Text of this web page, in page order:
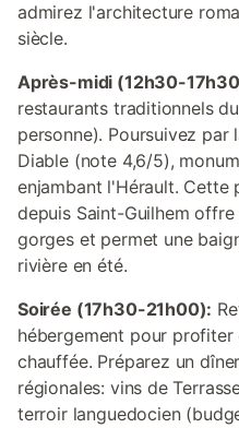
admirez l'architecture
siècle.
Après-midi (12h30-
restaurants traditionnels
personne). Poursuivez
Diable (note 4,6/5),
enjambant l'Hérault. Cette
depuis Saint-Guilhem
gorges et permet une
rivière en été.
Soirée (17h30-21h00):
hébergement pour
chauffée. Préparez un
régionales: vins de
terroir languedocien